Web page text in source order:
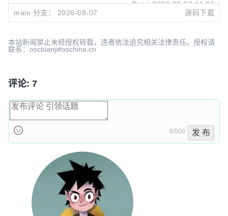
René 2026-08-07 14:06
e43bedc4
doc: remove usage of
main 分支： 2026-08-07 源码下载
本站新闻禁止未经授权转载，违者依法追究相关法律责任。授权请
联系：oscbianji#oschina.cn
评论: 7
0/500 发 布